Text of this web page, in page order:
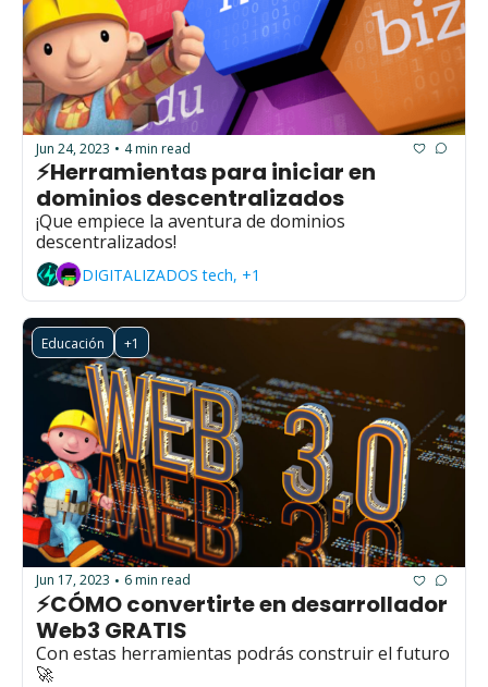
Jun 24, 2023 • 4 min read
⚡Herramientas para iniciar en
dominios descentralizados
¡Que empiece la aventura de dominios
descentralizados!
DIGITALIZADOS tech, +1
Educación +1
Jun 17, 2023 • 6 min read
⚡CÓMO convertirte en desarrollador
Web3 GRATIS
Con estas herramientas podrás construir el futuro
🚀